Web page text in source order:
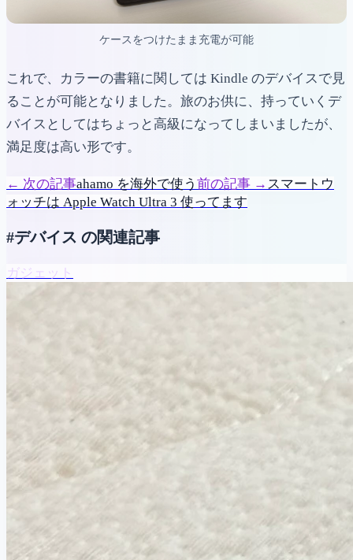
ケースをつけたまま充電が可能
これで、カラーの書籍に関しては Kindle のデバイスで見
ることが可能となりました。旅のお供に、持っていくデ
バイスとしてはちょっと高級になってしまいましたが、
満足度は高い形です。
← 次の記事ahamo を海外で使う 前の記事 → スマートウ
ォッチは Apple Watch Ultra 3 使ってます
#デバイス の関連記事
ガジェット